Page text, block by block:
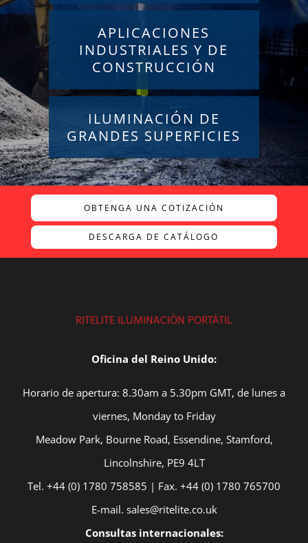
APLICACIONES
INDUSTRIALES Y DE
CONSTRUCCIÓN
ILUMINACIÓN DE
GRANDES SUPERFICIES
OBTENGA UNA COTIZACIÓN
DESCARGA DE CATÁLOGO
RITELITE ILUMINACIÓN PORTÁTIL
Oficina del Reino Unido:
Horario de apertura: 8.30am a 5.30pm GMT, de lunes a
viernes, Monday to Friday
Meadow Park, Bourne Road, Essendine, Stamford,
Lincolnshire, PE9 4LT
Tel. +44 (0) 1780 758585 | Fax. +44 (0) 1780 765700
E-mail. sales@ritelite.co.uk
Consultas internacionales: